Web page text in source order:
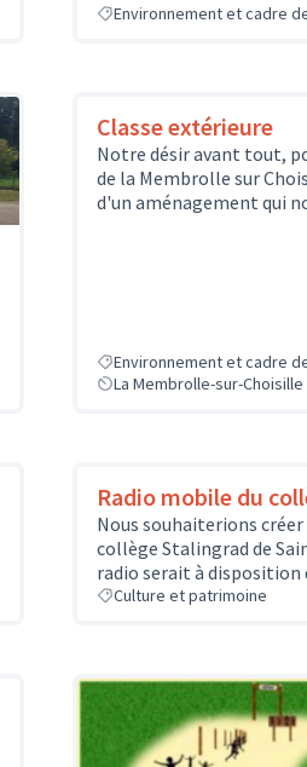
Environnement et cadre
Classe extérieure
Notre désir avant tout,
de la Membrolle sur
d'un aménagement qui
Environnement et cadre
La Membrolle-sur-Choisille
Radio mobile du
Nous souhaiterions
collège Stalingrad de
radio serait à disposition
Culture et patrimoine